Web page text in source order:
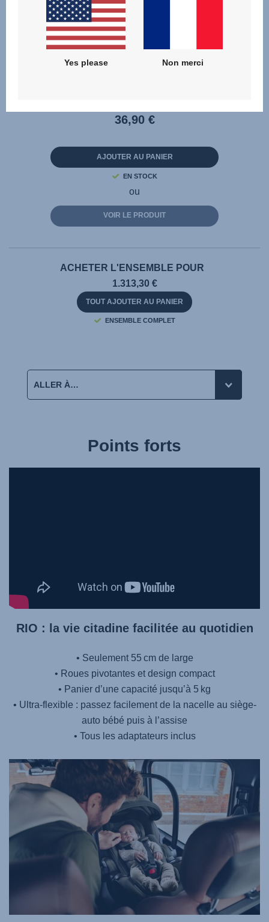
Protection pluie – RIO Nacelle
Coloris : Teak | STYLE
36,90 €
AJOUTER AU PANIER
EN STOCK
ou
VOIR LE PRODUIT
ACHETER L'ENSEMBLE POUR
1.313,30 €
TOUT AJOUTER AU PANIER
ENSEMBLE COMPLET
Points forts
RIO : la vie citadine facilitée au quotidien
• Seulement 55 cm de large
• Roues pivotantes et design compact
• Panier d’une capacité jusqu’à 5 kg
• Ultra‑flexible : passez facilement de la nacelle au siège-
auto bébé puis à l’assise
• Tous les adaptateurs inclus
Yes please Non merci